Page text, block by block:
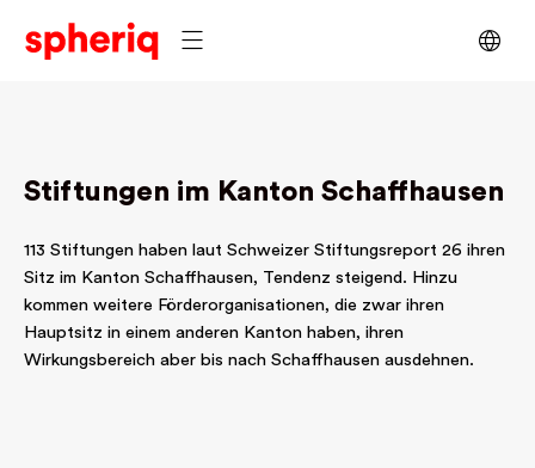
Stiftungen im Kanton Schaffhausen
113 Stiftungen haben laut Schweizer Stiftungsreport 26 ihren
Sitz im Kanton Schaffhausen, Tendenz steigend. Hinzu
kommen weitere Förderorganisationen, die zwar ihren
Hauptsitz in einem anderen Kanton haben, ihren
Wirkungsbereich aber bis nach Schaffhausen ausdehnen.